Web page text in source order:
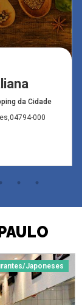
da Cidade
000
Japoneses